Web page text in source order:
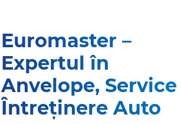
Euromaster –
Expertul în
Anvelope,
Întreținere Auto